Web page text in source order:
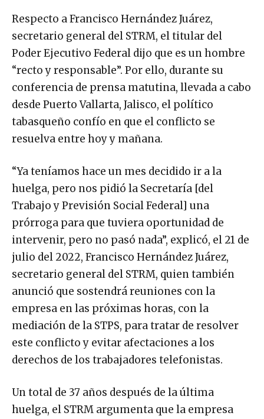
Respecto a Francisco Hernández Juárez,
secretario general del STRM, el titular del
Poder Ejecutivo Federal dijo que es un hombre
“recto y responsable”. Por ello, durante su
conferencia de prensa matutina, llevada a cabo
desde Puerto Vallarta, Jalisco, el político
tabasqueño confío en que el conflicto se
resuelva entre hoy y mañana.
“Ya teníamos hace un mes decidido ir a la
huelga, pero nos pidió la Secretaría [del
Trabajo y Previsión Social Federal] una
prórroga para que tuviera oportunidad de
intervenir, pero no pasó nada”, explicó, el 21 de
julio del 2022, Francisco Hernández Juárez,
secretario general del STRM, quien también
anunció que sostendrá reuniones con la
empresa en las próximas horas, con la
mediación de la STPS, para tratar de resolver
este conflicto y evitar afectaciones a los
derechos de los trabajadores telefonistas.
Un total de 37 años después de la última
huelga, el STRM argumenta que la empresa